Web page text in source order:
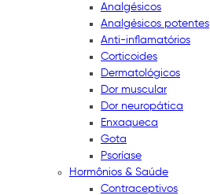
Analgésicos
Analgésicos potentes
Anti-inflamatórios
Corticoides
Dermatológicos
Dor muscular
Dor neuropática
Enxaqueca
Gota
Psoríase
Hormônios & Saúde
Contraceptivos